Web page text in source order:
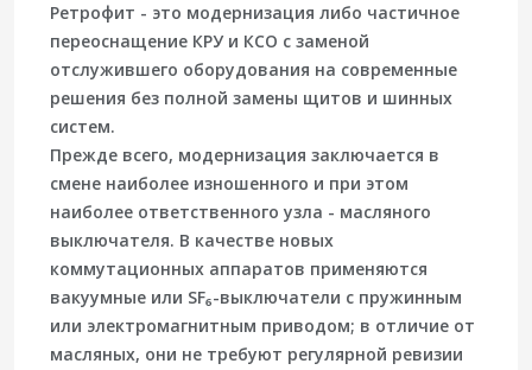
Ретрофит - это модернизация либо частичное
переоснащение КРУ и КСО с заменой
отслужившего оборудования на современные
решения без полной замены щитов и шинных
систем.
Прежде всего, модернизация заключается в
смене наиболее изношенного и при этом
наиболее ответственного узла - масляного
выключателя. В качестве новых
коммутационных аппаратов применяются
вакуумные или SF₆-выключатели с пружинным
или электромагнитным приводом; в отличие от
масляных, они не требуют регулярной ревизии